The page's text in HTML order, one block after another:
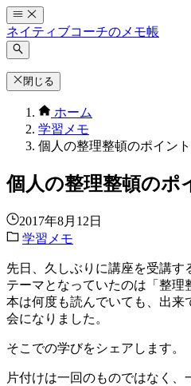
コ
ン
テ
ン
ツ
ネイティブコーチのメモ帳
閉じる
ホーム
学習メモ
個人の整理整頓のポイント
個人の整理整頓のポ
2017年8月12日
学習メモ
先日、久しぶりに講座を受講す
テーマとなっていたのは「整理
本は何度も読んでいても、出来
会になりました。
そこでの学びをシェアします。
片付けは一回のものではなく、